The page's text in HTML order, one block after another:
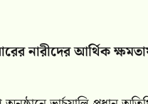
নারীদের আর্থিক